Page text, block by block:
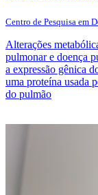
Centro de Pesquisa em
Alterações
pulmonar e doença
a expressão gênica
uma proteína usada
do pulmão